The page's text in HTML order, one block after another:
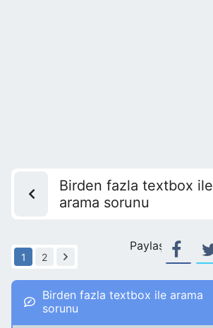
Birden fazla textbox ile
arama sorunu
1 2
Paylaş:
Birden fazla textbox ile arama
sorunu